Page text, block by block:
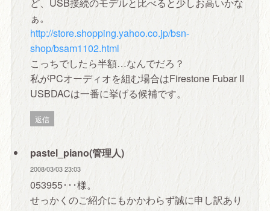
ぁ。
http://store.shopping.yahoo.co.jp/bsn-
shop/bsam1102.html
こっちでしたら半額…なんでだろ？
私がPCオーディオを組む場合はFirestone Fubar II
USBDACは一番に挙げる候補です。
返信
pastel_piano(管理人)
2008/03/03 23:03
053955･･･様。
せっかくのご紹介にもかかわらず誠に申し訳あり